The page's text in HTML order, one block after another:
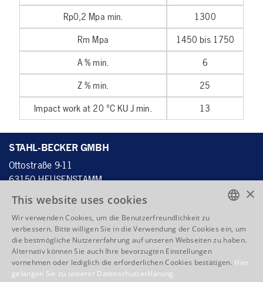
Rp0,2 Mpa min.
1300
Rm Mpa
1450 bis 1750
A % min.
6
Z % min.
25
Impact work at 20 °C KU J min.
13
STAHL-BECKER GMBH
Ottostraße 9-11
63150 HEUSENSTAMM
DEUTSCHLAND
Tel.:+49 6104 4059 - 60
Fax: +49 6104 4059 - 70
info@stahlbecker.de
ENGLISH
ENGLISH
FRENCH
×
This website uses cookies
Wir verwenden Cookies, um die Benutzerfreundlichkeit zu
verbessern. Bitte willigen Sie in die Verwendung der Cookies ein, um
die bestmögliche Nutzererfahrung auf unseren Webseiten zu haben.
Alternativ können Sie auch Ihre bevorzugten Einstellungen
vornehmen oder lediglich die erforderlichen Cookies bestätigen. Hier
gelangen Sie zu unserer Datenschutzerklärung.